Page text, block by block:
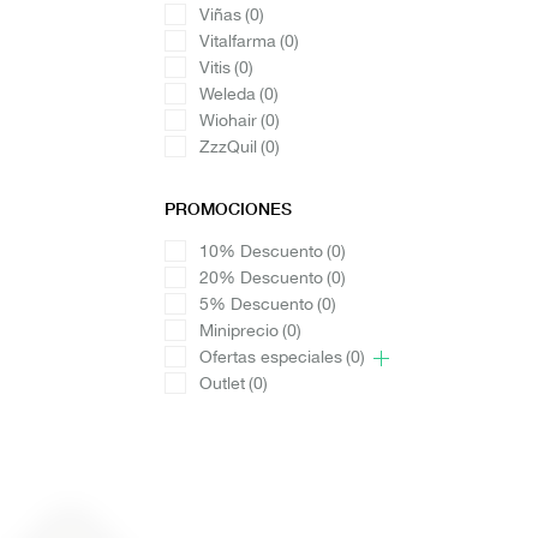
Viñas(0)
Vitalfarma(0)
Vitis(0)
Weleda(0)
Wiohair(0)
ZzzQuil(0)
PROMOCIONES
10% Descuento(0)
20% Descuento(0)
5% Descuento(0)
Miniprecio(0)
Ofertas especiales(0)
Outlet(0)